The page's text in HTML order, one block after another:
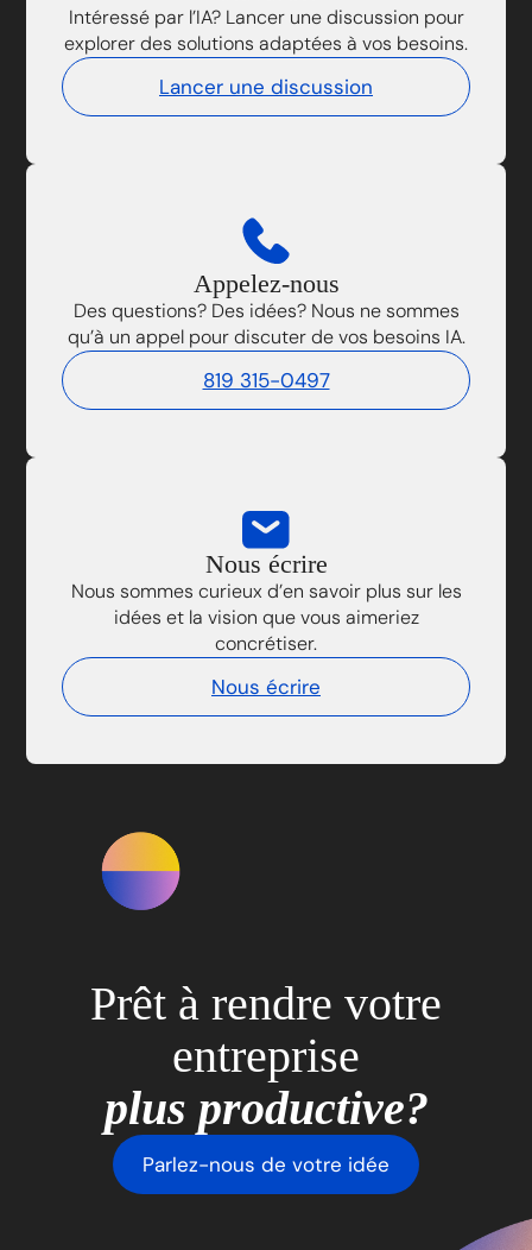
Intéressé par l’IA? Lancer une discussion pour
explorer des solutions adaptées à vos besoins.
Lancer une discussion
Appelez-nous
Des questions? Des idées? Nous ne sommes
qu’à un appel pour discuter de vos besoins IA.
819 315-0497
Nous écrire
Nous sommes curieux d’en savoir plus sur les
idées et la vision que vous aimeriez
concrétiser.
Nous écrire
Prêt à rendre votre
entreprise
plus productive?
Parlez-nous de votre idée